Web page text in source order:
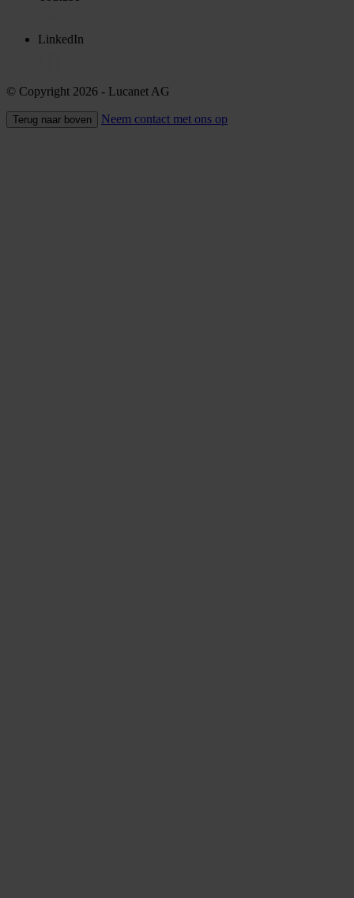
LinkedIn
© Copyright 2026 - Lucanet AG
Terug naar boven Neem contact met ons op